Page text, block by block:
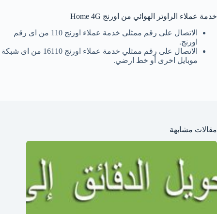
خدمة عملاء الراوتر الهوائي من اورنج Home 4G
الاتصال على رقم ممثلي خدمة عملاء اورنج 110 من اى رقم
اورنج.
الاتصال على رقم ممثلي خدمة عملاء اورنج 16110 من اى شبكة
موبايل اخرى أو خط ارضي.
مقالات مشابهة